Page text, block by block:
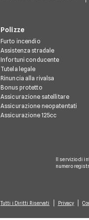
Polizze
Furto incendio
Assistenza stradale
Infortuni conducente
Tutela legale
Rinuncia alla rivalsa
Bonus protetto
Assicurazione satellitare
Assicurazione neopatentati
Assicurazione 125cc
Il servizio di
numero
Tutti i Diritti Riservati Privacy